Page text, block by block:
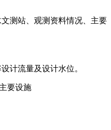
测站、观测资料情况、主要
计流量及设计水位。
要设施